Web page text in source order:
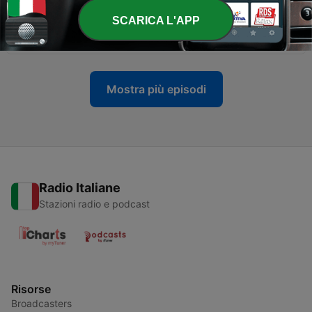
9 - Cuore di tenebra. Joseph Condrad
06 Nov 2025
Mostra più episodi
Radio Italiane
Stazioni radio e podcast
Risorse
Broadcasters
SCARICA L'APP